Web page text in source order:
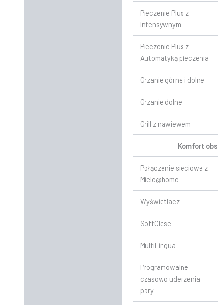
Pieczenie Plus z
Intensywnym
Pieczenie Plus z
Automatyką pieczenia
Grzanie górne i dolne
Grzanie dolne
Grill z nawiewem
Komfort
Połączenie sieciowe z
Miele@home
Wyświetlacz
SoftClose
MultiLingua
Programowalne
czasowo uderzenia
pary